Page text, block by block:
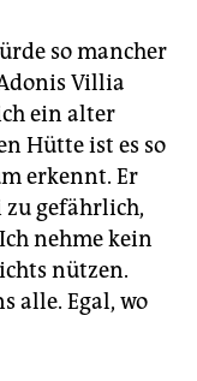
so mancher
Villia
ein alter
Hütte ist es so
erkennt. Er
zu gefährlich,
nehme kein
nützen.
alle. Egal, wo